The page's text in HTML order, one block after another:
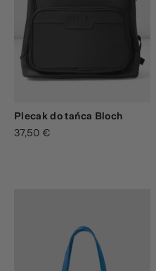
Plecak do tańca Bloch
37,50 €